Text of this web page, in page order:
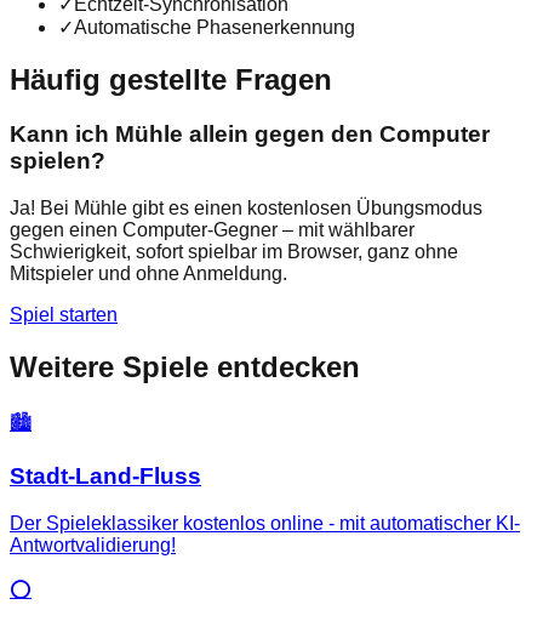
✓ Echtzeit-Synchronisation
✓Automatische Phasenerkennung
Häufig gestellte Fragen
Kann ich Mühle allein gegen den Computer
spielen?
Ja! Bei Mühle gibt es einen kostenlosen Übungsmodus
gegen einen Computer-Gegner – mit wählbarer
Schwierigkeit, sofort spielbar im Browser, ganz ohne
Mitspieler und ohne Anmeldung.
Spiel starten
Weitere Spiele entdecken
🏙️
Stadt-Land-Fluss
Der Spieleklassiker kostenlos online - mit automatischer KI-
Antwortvalidierung!
⭕